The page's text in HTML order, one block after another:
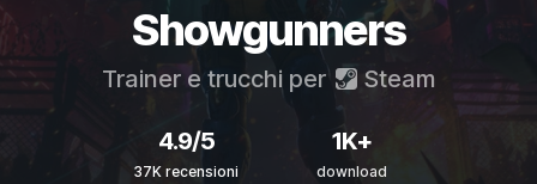
Showgunners
Trainer e trucchi per Steam
4.9/5
37K recensioni
1K+
download